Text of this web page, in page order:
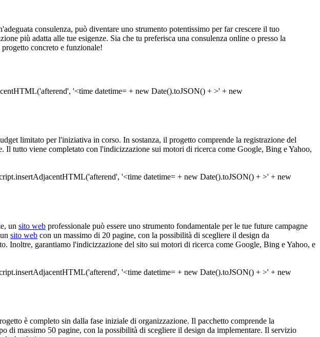
consulenza, può diventare uno strumento potentissimo per far crescere il tuo
più adatta alle tue esigenze. Sia che tu preferisca una consulenza online o presso la
concreto e funzionale!
limitato per l'iniziativa in corso. In sostanza, il progetto comprende la registrazione del
Il tutto viene completato con l'indicizzazione sui motori di ricerca come Google, Bing e Yahoo,
un sito web professionale può essere uno strumento fondamentale per le tue future campagne
sito web con un massimo di 20 pagine, con la possibilità di scegliere il design da
Inoltre, garantiamo l'indicizzazione del sito sui motori di ricerca come Google, Bing e Yahoo, e
è completo sin dalla fase iniziale di organizzazione. Il pacchetto comprende la
di massimo 50 pagine, con la possibilità di scegliere il design da implementare. Il servizio